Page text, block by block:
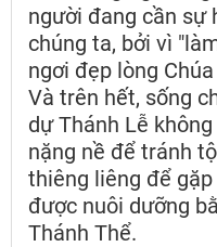
người đang cần sự
chúng ta, bởi vì
ngơi đẹp lòng
Và trên hết, sống
dự Thánh Lễ
nặng nề để tránh
thiêng liêng để
được nuôi dưỡng
Thánh Thể.